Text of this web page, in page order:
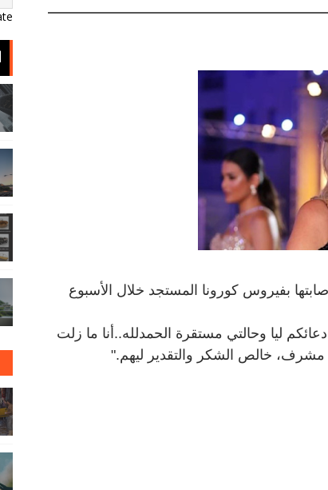
بفيروس كورونا المستجد خلال الأسبوع
ليا وحالتي مستقرة الحمدلله..أنا ما زلت
مشرف، خالص الشكر والتقدير ليهم".